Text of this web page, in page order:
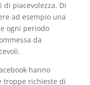
piacevolezza. Di
ad esempio una
ogni periodo
da
hanno
troppe richieste di